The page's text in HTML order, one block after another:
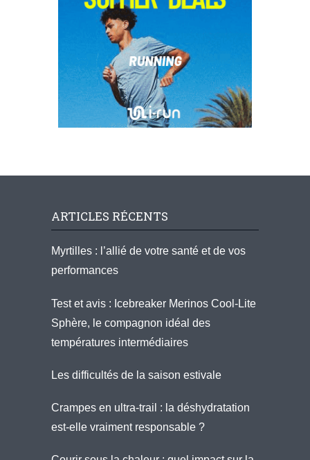
ARTICLES RÉCENTS
Myrtilles : l’allié de votre santé et de vos
performances
Test et avis : Icebreaker Merinos Cool-Lite
Sphère, le compagnon idéal des
températures intermédiaires
Les difficultés de la saison estivale
Crampes en ultra-trail : la déshydratation
est-elle vraiment responsable ?